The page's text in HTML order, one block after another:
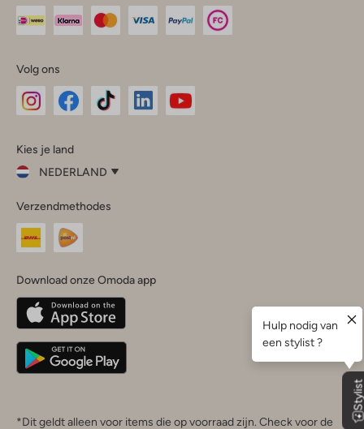
Volg ons
InstagramFacebook
Kies je land
NEDERLAND
je
land
Nederland
Belgique(Français)
Deutschland
Verzendmethodes
Download onze Omoda app
*Dit geldt alleen voor items die op voorraad zijn. Check voor de